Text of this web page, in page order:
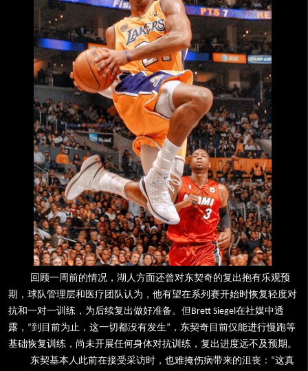
回顾一周前的情况，湖人方面还曾对东契奇的复出抱有乐观预
期，球队管理层和医疗团队认为，他有望在系列赛开始时恢复轻度对
抗和一对一训练，为后续复出做好准备。但Brett Siegel在社媒中透
露， “到目前为止，这一切都没有发生” ，东契奇目前仅能进行慢跑等
基础恢复训练，尚未开展任何身体对抗训练，复出进度远不及预期。
东契基本人此前在接受采访时，也难掩伤病带来的沮丧： “这真